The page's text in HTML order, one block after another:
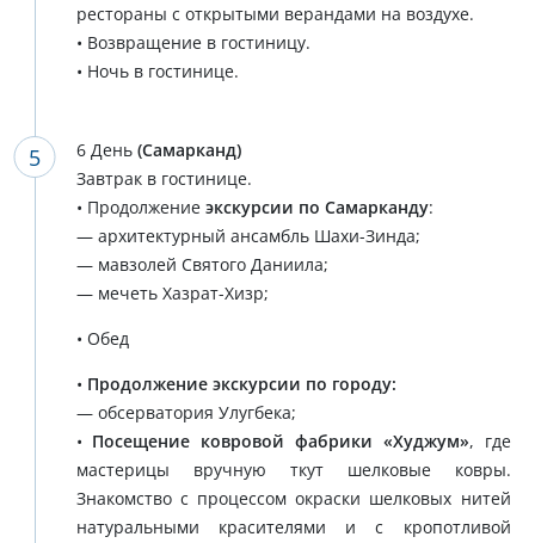
рестораны с открытыми верандами на воздухе.
• Возвращение в гостиницу.
• Ночь в гостинице.
6 День (Самарканд)
Завтрак в гостинице.
• Продолжение экскурсии по Самарканду:
— архитектурный ансамбль Шахи-Зинда;
— мавзолей Святого Даниила;
— мечеть Хазрат-Хизр;
• Обед
• Продолжение экскурсии по городу:
— обсерватория Улугбека;
• Посещение ковровой фабрики «Худжум», где
мастерицы вручную ткут шелковые ковры.
Знакомство с процессом окраски шелковых нитей
натуральными красителями и с кропотливой